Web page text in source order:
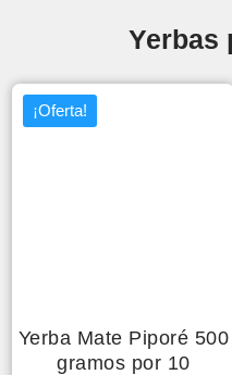
$2.190.
Yerbas
¡Oferta!
Yerba Mate Piporé 500
gramos por 10